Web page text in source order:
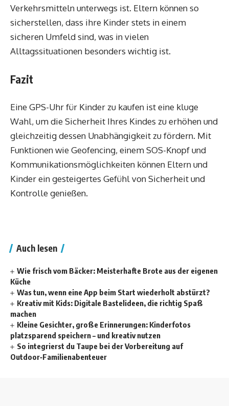
Verkehrsmitteln unterwegs ist. Eltern können so
sicherstellen, dass ihre Kinder stets in einem
sicheren Umfeld sind, was in vielen
Alltagssituationen besonders wichtig ist.
Fazit
Eine GPS-Uhr für Kinder zu kaufen ist eine kluge
Wahl, um die Sicherheit Ihres Kindes zu erhöhen und
gleichzeitig dessen Unabhängigkeit zu fördern. Mit
Funktionen wie Geofencing, einem SOS-Knopf und
Kommunikationsmöglichkeiten können Eltern und
Kinder ein gesteigertes Gefühl von Sicherheit und
Kontrolle genießen.
Auch lesen
Wie frisch vom Bäcker: Meisterhafte Brote aus der eigenen
Küche
Was tun, wenn eine App beim Start wiederholt abstürzt?
Kreativ mit Kids: Digitale Bastelideen, die richtig Spaß
machen
Kleine Gesichter, große Erinnerungen: Kinderfotos
platzsparend speichern – und kreativ nutzen
So integrierst du Taupe bei der Vorbereitung auf
Outdoor‑Familienabenteuer